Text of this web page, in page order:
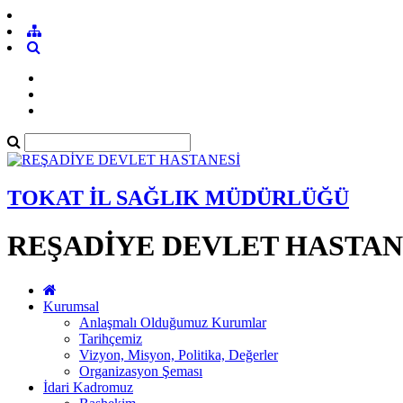
TOKAT İL SAĞLIK MÜDÜRLÜĞÜ
REŞADİYE DEVLET
Kurumsal
Anlaşmalı Olduğumuz Kurumlar
Tarihçemiz
Vizyon, Misyon, Politika, Değerler
Organizasyon Şeması
İdari Kadromuz